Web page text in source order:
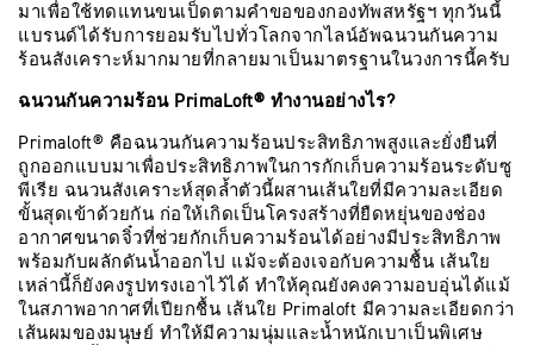
มาเพื่อใช้ทดแทนขนเป็ดตามคำขอของกองทัพสหรัฐฯ ทุกวันนี้
แบรนด์ได้รับการยอมรับไปทั่วโลกจากไลน์อัพฉนวนกันความ
ร้อนสังเคราะห์มากมายที่กลายมาเป็นมาตรฐานในวงการนี้ครับ
ฉนวนกันความร้อน PrimaLoft® ทำงานอย่างไร?
Primaloft® คือฉนวนกันความร้อนประสิทธิภาพสูงและยั่งยืนที่
ถูกออกแบบมาเพื่อประสิทธิภาพในการกักเก็บความร้อนระดับซู
พีเรีย ฉนวนสังเคราะห์สุดล้ำตัวนี้ผสานเส้นใยที่มีความละเอียด
ขั้นสุดเข้าด้วยกัน ก่อให้เกิดเป็นโครงสร้างที่ยืดหยุ่นของช่อง
อากาศขนาดจิ๋วที่ช่วยกักเก็บความร้อนได้อย่างมีประสิทธิภาพ
พร้อมกับผลักดันน้ำออกไป แม้จะต้องเจอกับความชื้น เส้นใย
เหล่านี้ก็ยังคงรูปทรงเอาไว้ได้ ทำให้คุณยังคงความอบอุ่นได้แม้
ในสภาพอากาศที่เปียกชื้น เส้นใย Primaloft มีความละเอียดกว่า
เส้นผมของมนุษย์ ทำให้มีความนุ่มและน้ำหนักเบาเป็นพิเศษ